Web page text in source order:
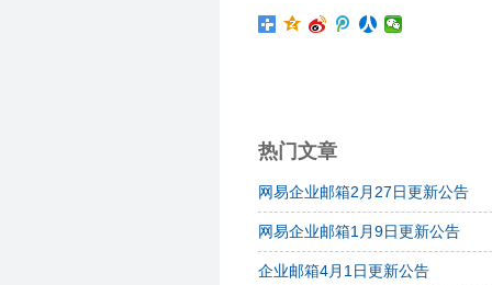
热门文章
网易企业邮箱2月27日更新公告
网易企业邮箱1月9日更新公告
企业邮箱4月1日更新公告